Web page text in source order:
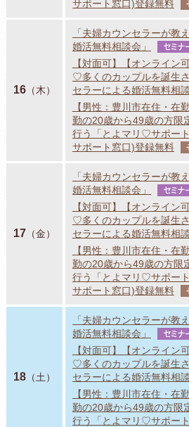
サポート窓口)登録無料
16（木）
「夫婦カウンセラーが教
婚活無料相談会」
セミナ
【対面可】【オンライン
♡多くのカップルを誕生
セラーによる婚活無料相
【男性：豊川市在住・在
勤の20歳から49歳の方限
行う「とよマリ♡サポー
サポート窓口)登録無料
17（金）
「夫婦カウンセラーが教
婚活無料相談会」
セミナ
【対面可】【オンライン
♡多くのカップルを誕生
セラーによる婚活無料相
【男性：豊川市在住・在
勤の20歳から49歳の方限
行う「とよマリ♡サポー
サポート窓口)登録無料
18（土）
「夫婦カウンセラーが教
婚活無料相談会」
セミナ
【対面可】【オンライン
♡多くのカップルを誕生
セラーによる婚活無料相
【男性：豊川市在住・在
勤の20歳から49歳の方限
行う「とよマリ♡サポー